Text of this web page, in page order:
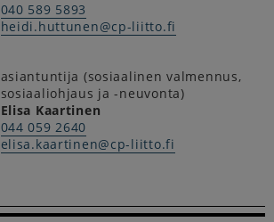
040 589 5893
heidi.huttunen@cp-liitto.fi
asiantuntija (sosiaalinen valmennus,
sosiaaliohjaus ja -neuvonta)
Elisa Kaartinen
044 059 2640
elisa.kaartinen@cp-liitto.fi